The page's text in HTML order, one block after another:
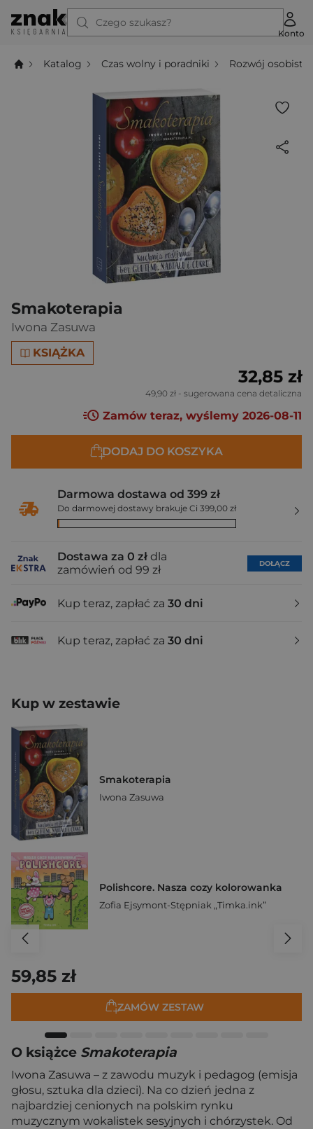
Czego szukasz?
Konto
Katalog Czas wolny i poradniki Rozwój osobisty
Smakoterapia
Iwona Zasuwa
KSIĄŻKA
32,85 zł
49,90 zł - sugerowana cena detaliczna
Zamów teraz, wyślemy 2026-08-11
DODAJ DO KOSZYKA
Darmowa dostawa od 399 zł
Do darmowej dostawy brakuje Ci 399,00 zł
Dostawa za 0 zł dla
zamówień od 99 zł
DOŁĄCZ
Kup teraz, zapłać za 30 dni
Kup teraz, zapłać za 30 dni
Kup w zestawie
Smakoterapia
Iwona Zasuwa
Polishcore. Nasza cozy kolorowanka
Zofia Ejsymont-Stępniak „Timka.ink”
59,85 zł
ZAMÓW ZESTAW
O książce Smakoterapia
Iwona Zasuwa – z zawodu muzyk i pedagog (emisja
głosu, sztuka dla dzieci). Na co dzień jedna z
najbardziej cenionych na polskim rynku
muzycznym wokalistek sesyjnych i chórzystek. Od